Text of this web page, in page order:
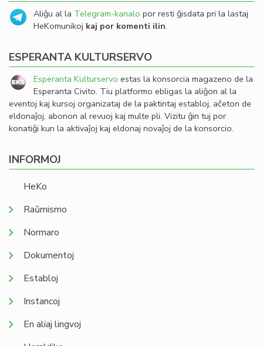
Aliĝu al la Telegram-kanalo por resti ĝisdata pri la lastaj
HeKomunikoj kaj por komenti ilin.
ESPERANTA KULTURSERVO
Esperanta Kulturservo estas la konsorcia magazeno de la
Esperanta Civito. Tiu platformo ebligas la aliĝon al la
eventoj kaj kursoj organizataj de la paktintaj establoj, aĉeton de
eldonaĵoj, abonon al revuoj kaj multe pli. Vizitu ĝin tuj por
konatiĝi kun la aktivaĵoj kaj eldonaj novaĵoj de la konsorcio.
INFORMOJ
HeKo
Raŭmismo
Normaro
Dokumentoj
Establoj
Instancoj
En aliaj lingvoj